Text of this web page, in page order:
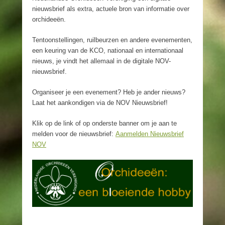
nieuwsbrief als extra, actuele bron van informatie over
orchideeën.
Tentoonstellingen, ruilbeurzen en andere evenementen,
een keuring van de KCO, nationaal en internationaal
nieuws, je vindt het allemaal in de digitale NOV-
nieuwsbrief.
Organiseer je een evenement? Heb je ander nieuws?
Laat het aankondigen via de NOV Nieuwsbrief!
Klik op de link of op onderste banner om je aan te
melden voor de nieuwsbrief: Aanmelden Nieuwsbrief
NOV